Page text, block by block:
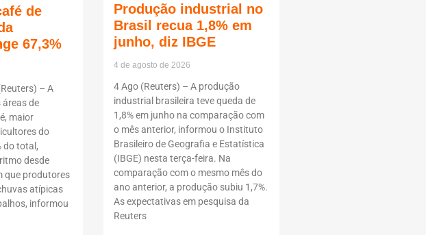
de
67,3%
– A
áreas de
maior
do
do total,
desde
que produtores
atípicas
informou
Produção industrial no
Brasil recua 1,8% em
junho, diz IBGE
4 de agosto de 2026
4 Ago (Reuters) – A produção
industrial brasileira teve queda de
1,8% em junho na comparação com
o mês anterior, informou o Instituto
Brasileiro de Geografia e Estatística
(IBGE) nesta terça-feira. Na
comparação com o mesmo mês do
ano anterior, a produção subiu 1,7%.
As expectativas em pesquisa da
Reuters